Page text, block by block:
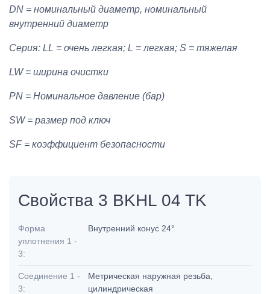
DN = номинальный диаметр, номинальный
внутренний диаметр
Серия: LL = очень легкая; L = легкая; S = тяжелая
LW = ширина очистки
PN = Номинальное давление (бар)
SW = размер под ключ
SF = коэффициент безопасности
Свойства 3 BKHL 04 TK
Форма
уплотнения 1 -
3:
Внутренний конус 24°
Соединение 1 -
3:
Метрическая наружная резьба,
цилиндрическая